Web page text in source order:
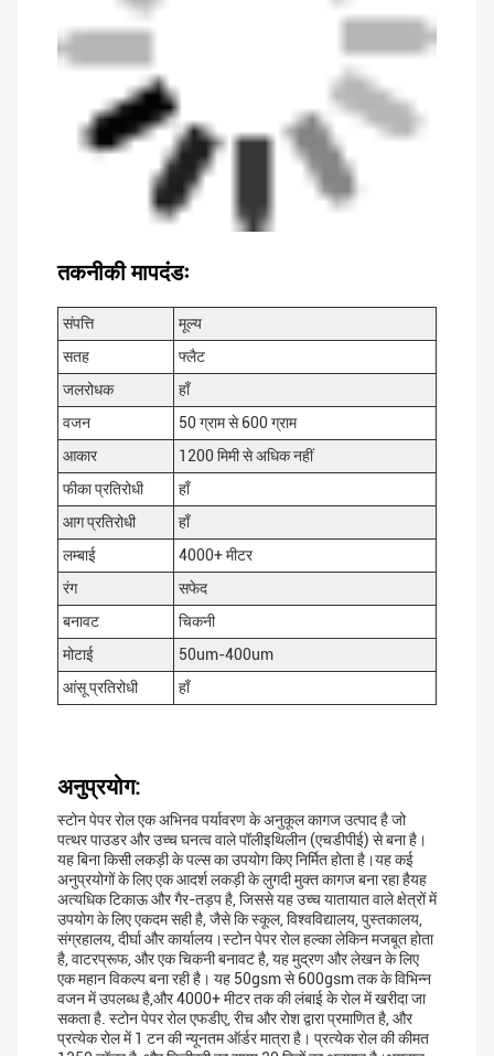
तकनीकी मापदंडः
संपत्ति
मूल्य
सतह
फ्लैट
जलरोधक
हाँ
वजन
50 ग्राम से 600 ग्राम
आकार
1200 मिमी से अधिक नहीं
फीका प्रतिरोधी
हाँ
आग प्रतिरोधी
हाँ
लम्बाई
4000+ मीटर
रंग
सफेद
बनावट
चिकनी
मोटाई
50um-400um
आंसू प्रतिरोधी
हाँ
अनुप्रयोग:
स्टोन पेपर रोल एक अभिनव पर्यावरण के अनुकूल कागज उत्पाद है जो
पत्थर पाउडर और उच्च घनत्व वाले पॉलीइथिलीन (एचडीपीई) से बना है।
यह बिना किसी लकड़ी के पल्स का उपयोग किए निर्मित होता है।यह कई
अनुप्रयोगों के लिए एक आदर्श लकड़ी के लुगदी मुक्त कागज बना रहा हैयह
अत्यधिक टिकाऊ और गैर-तड़प है, जिससे यह उच्च यातायात वाले क्षेत्रों में
उपयोग के लिए एकदम सही है, जैसे कि स्कूल, विश्वविद्यालय, पुस्तकालय,
संग्रहालय, दीर्घा और कार्यालय।स्टोन पेपर रोल हल्का लेकिन मजबूत होता
है, वाटरप्रूफ, और एक चिकनी बनावट है, यह मुद्रण और लेखन के लिए
एक महान विकल्प बना रही है। यह 50gsm से 600gsm तक के विभिन्न
वजन में उपलब्ध है,और 4000+ मीटर तक की लंबाई के रोल में खरीदा जा
सकता है. स्टोन पेपर रोल एफडीए, रीच और रोश द्वारा प्रमाणित है, और
प्रत्येक रोल में 1 टन की न्यूनतम ऑर्डर मात्रा है। प्रत्येक रोल की कीमत